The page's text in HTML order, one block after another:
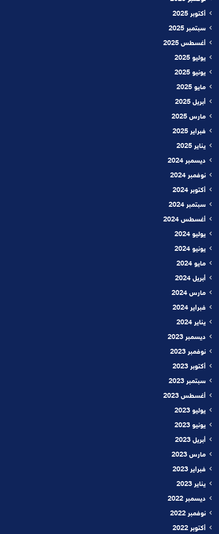
أكتوبر 2025
سبتمبر 2025
أغسطس 2025
يوليو 2025
يونيو 2025
مايو 2025
أبريل 2025
مارس 2025
فبراير 2025
يناير 2025
ديسمبر 2024
نوفمبر 2024
أكتوبر 2024
سبتمبر 2024
أغسطس 2024
يوليو 2024
يونيو 2024
مايو 2024
أبريل 2024
مارس 2024
فبراير 2024
يناير 2024
ديسمبر 2023
نوفمبر 2023
أكتوبر 2023
سبتمبر 2023
أغسطس 2023
يوليو 2023
يونيو 2023
أبريل 2023
مارس 2023
فبراير 2023
يناير 2023
ديسمبر 2022
نوفمبر 2022
أكتوبر 2022